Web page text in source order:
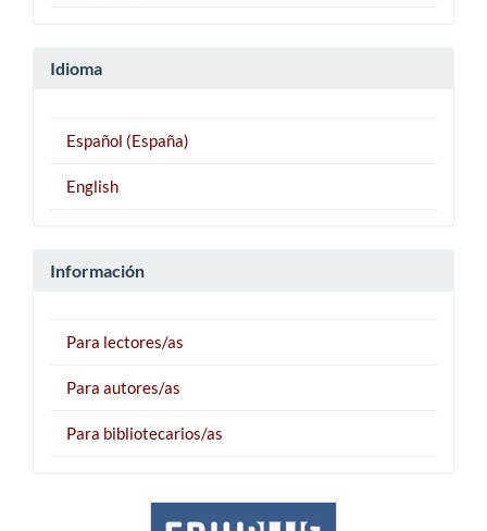
Idioma
Español (España)
English
Información
Para lectores/as
Para autores/as
Para bibliotecarios/as